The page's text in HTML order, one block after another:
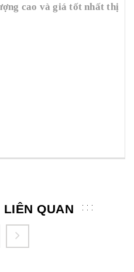
cao và giá tốt nhất thị
QUAN